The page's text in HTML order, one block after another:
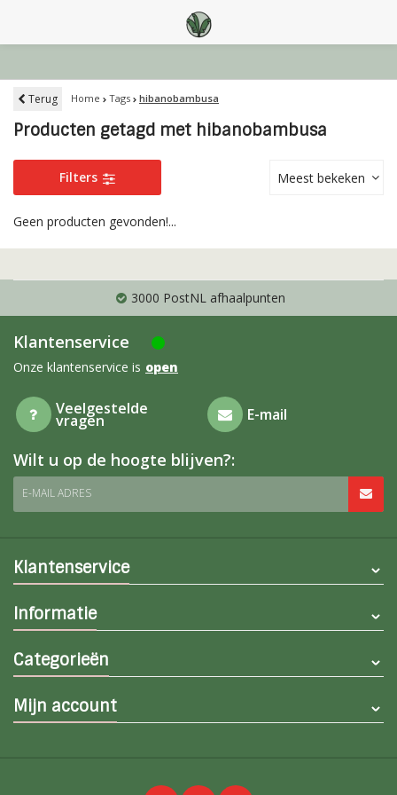
Terug Home Tags hibanobambusa
Producten getagd met hibanobambusa
Filters Meest bekeken
Geen producten gevonden!...
3000 PostNL afhaalpunten
Klantenservice
Onze klantenservice is open
Veelgestelde
vragen E-mail
Wilt u op de hoogte blijven?:
E-MAIL ADRES
Klantenservice
Informatie
Categorieën
Mijn account